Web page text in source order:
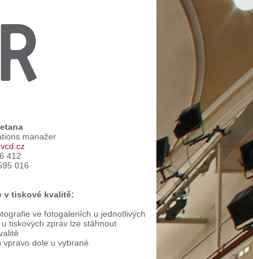
manažer
412
016
v tiskové kvalitě:
ve fotogaleriích u jednotlivých
tiskových zpráv lze stáhnout
vpravo dole u vybrané